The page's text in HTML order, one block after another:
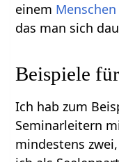
einem Menschen
das man sich
Beispiele
Ich hab zum
Seminarleitern
mindestens